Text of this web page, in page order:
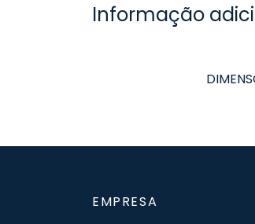
Informação
EMPRESA